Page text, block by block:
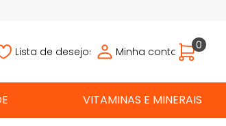
Lista de desejos Minha conta 0
VITAMINAS E MINERAIS